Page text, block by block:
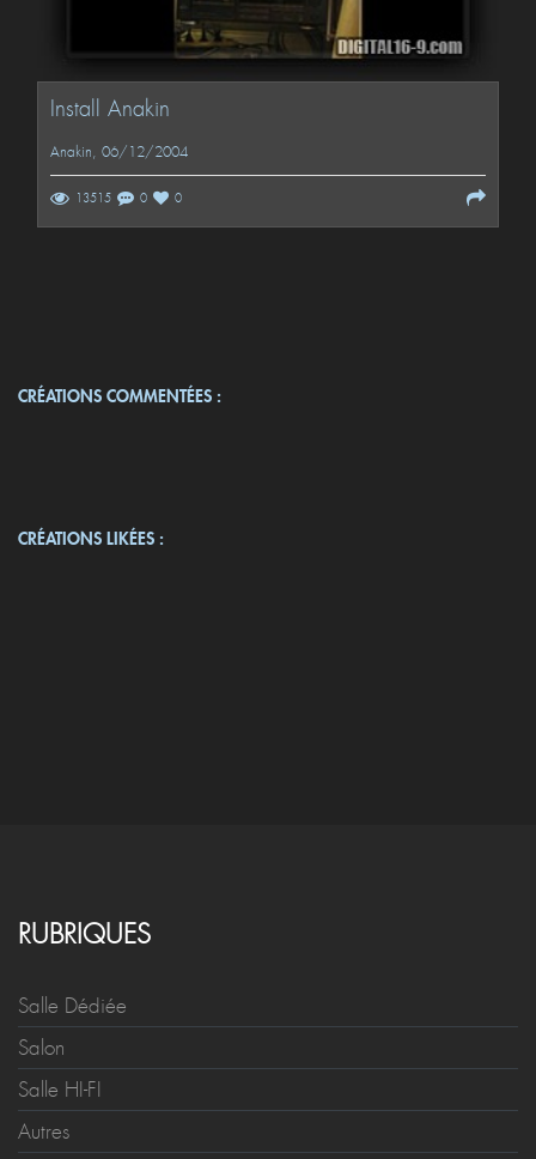
Install Anakin
Anakin, 06/12/2004
13515 0 0
CRÉATIONS COMMENTÉES :
CRÉATIONS LIKÉES :
RUBRIQUES
Salle Dédiée
Salon
Salle HI-FI
Autres